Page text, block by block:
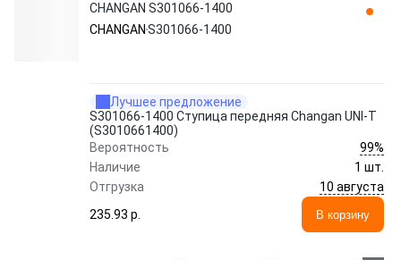
CHANGAN S301066-1400
CHANGAN S301066-1400
Лучшее предложение
S301066-1400 Ступица передняя Changan UNI-T
(S3010661400)
Вероятность
99%
Наличие
1 шт.
Отгрузка
10 августа
235.93 p.
В корзину